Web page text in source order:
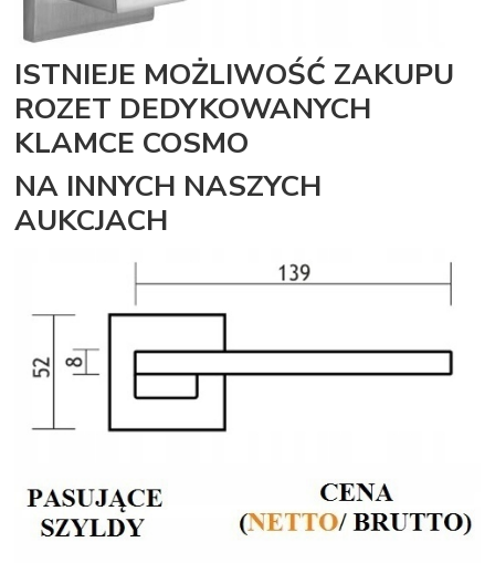
ISTNIEJE MOŻLIWOŚĆ ZAKUPU
ROZET DEDYKOWANYCH
KLAMCE COSMO
NA INNYCH NASZYCH
AUKCJACH